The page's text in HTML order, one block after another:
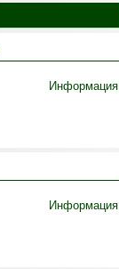
Информация
Информация